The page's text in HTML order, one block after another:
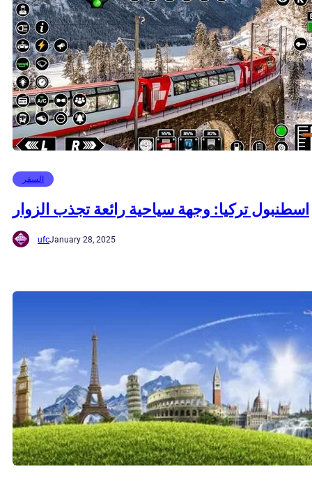
السفر
اسطنبول تركيا: وجهة سياحية رائعة تجذب الزوار
ufcJanuary 28, 2025